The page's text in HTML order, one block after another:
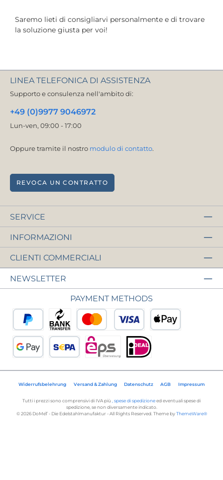
Saremo lieti di consigliarvi personalmente e di trovare
la soluzione giusta per voi!
LINEA TELEFONICA DI ASSISTENZA
Supporto e consulenza nell'ambito di:
+49 (0)9977 9046972
Lun-ven, 09:00 - 17:00
Oppure tramite il nostro modulo di contatto.
REVOCA UN CONTRATTO
SERVICE
INFORMAZIONI
CLIENTI COMMERCIALI
NEWSLETTER
PAYMENT METHODS
Widerrufsbelehrung Versand & Zahlung Datenschutz AGB Impressum
Tutti i prezzi sono comprensivi di IVA più , spese di spedizioneed eventuali spese di
spedizione, se non diversamente indicato.
© 2026 DoMeT - Die Edelstahlmanufaktur - All Rights Reserved. Theme byThemeWare®